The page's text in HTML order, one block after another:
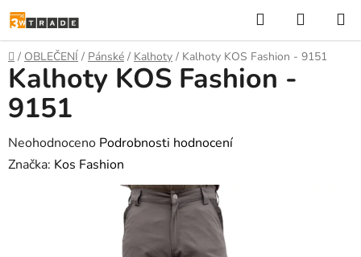
Přejít
na
obsah
Hledat
KOŠÍK
Domů
/ OBLEČENÍ / Pánské / Kalhoty / Kalhoty KOS Fashion - 9151
Kalhoty KOS Fashion -
9151
Průměrné
hodnocení
Neohodnoceno Podrobnosti hodnocení
Značka: Kos Fashion